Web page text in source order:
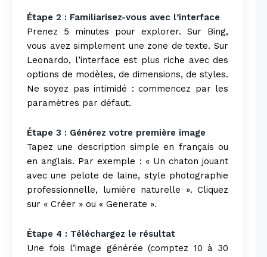
Étape 2 : Familiarisez-vous avec l’interface
Prenez 5 minutes pour explorer. Sur Bing,
vous avez simplement une zone de texte. Sur
Leonardo, l’interface est plus riche avec des
options de modèles, de dimensions, de styles.
Ne soyez pas intimidé : commencez par les
paramètres par défaut.
Étape 3 : Générez votre première image
Tapez une description simple en français ou
en anglais. Par exemple : « Un chaton jouant
avec une pelote de laine, style photographie
professionnelle, lumière naturelle ». Cliquez
sur « Créer » ou « Generate ».
Étape 4 : Téléchargez le résultat
Une fois l’image générée (comptez 10 à 30